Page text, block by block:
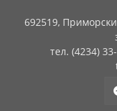
692519,
тел. (4234)